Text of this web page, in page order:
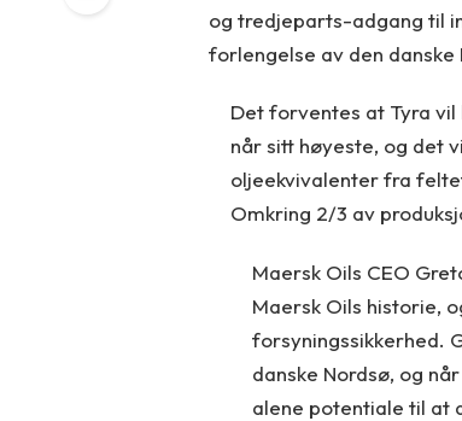
og tredjeparts-adgang til
forlengelse av den danske
Det forventes at Tyra
når sitt høyeste, og det
oljeekvivalenter fra
Omkring 2/3 av
Maersk Oils CEO
Maersk Oils historie,
forsyningssikkerhed.
danske Nordsø, og
alene potentiale til at